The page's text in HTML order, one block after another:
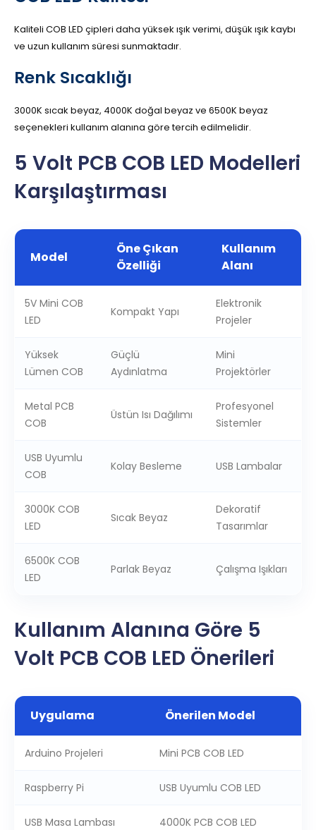
Kaliteli COB LED çipleri daha yüksek ışık verimi, düşük ışık kaybı
ve uzun kullanım süresi sunmaktadır.
Renk Sıcaklığı
3000K sıcak beyaz, 4000K doğal beyaz ve 6500K beyaz
seçenekleri kullanım alanına göre tercih edilmelidir.
5 Volt PCB COB LED Modelleri
Karşılaştırması
Model
Öne Çıkan
Özelliği
Kullanım
Alanı
5V Mini COB
LED
Kompakt Yapı
Elektronik
Projeler
Yüksek
Lümen COB
Güçlü
Aydınlatma
Mini
Projektörler
Metal PCB
COB
Üstün Isı Dağılımı
Profesyonel
Sistemler
USB Uyumlu
COB
Kolay Besleme USB Lambalar
3000K COB
LED
Sıcak Beyaz
Dekoratif
Tasarımlar
6500K COB
LED
Parlak Beyaz Çalışma Işıkları
Kullanım Alanına Göre 5
Volt PCB COB LED Önerileri
Uygulama Önerilen Model
Arduino Projeleri Mini PCB COB LED
Raspberry Pi USB Uyumlu COB LED
USB Masa Lambası 4000K PCB COB LED